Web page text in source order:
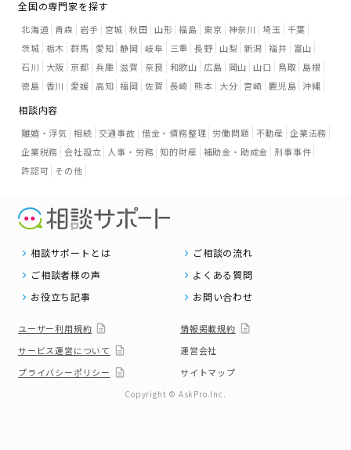
全国の専門家を探す
北海道 青森 岩手 宮城 秋田 山形 福島 東京 神奈川 埼玉
千葉
茨城 栃木 群馬 愛知 静岡 岐阜 三重 長野 山梨 新潟 福井
富山
石川
大阪 京都 兵庫 滋賀 奈良 和歌山 広島 岡山 山口 鳥取
島根
徳島 香川 愛媛 高知 福岡 佐賀 長崎 熊本 大分 宮崎 鹿児島 沖縄
相談内容
離婚・浮気 相続 交通事故 借金・債務整理 労働問題 不動産 企業法務
企業税務 会社設立 人事・労務 知的財産 補助金・助成金 刑事事件
許認可 その他
相談サポートとは
ご相談の流れ
ご相談者様の声
よくある質問
お役立ち記事
お問い合わせ
ユーザー利用規約
情報掲載規約
サービス運営について
運営会社
プライバシーポリシー
サイトマップ
Copyright © AskPro.Inc.